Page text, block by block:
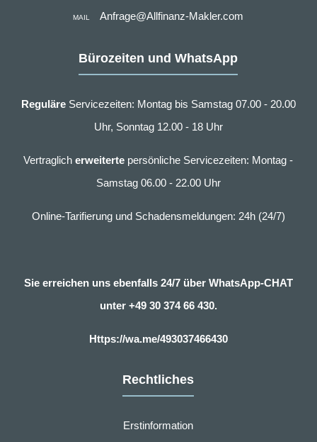
MAIL Anfrage@Allfinanz-Makler.com
Bürozeiten und WhatsApp
ReguläreServicezeiten: Montag bis Samstag 07.00 - 20.00
Uhr, Sonntag 12.00 - 18 Uhr
Vertraglicherweiterte persönliche Servicezeiten: Montag -
Samstag 06.00 - 22.00 Uhr
Online-Tarifierung und Schadensmeldungen: 24h (24/7)
Sie erreichen uns ebenfalls 24/7 über WhatsApp-CHAT
unter +49 30 374 66 430.
Https://wa.me/493037466430
Rechtliches
Erstinformation